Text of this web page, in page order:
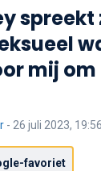
mij
- 26 juli 2023, 19:56
favoriet